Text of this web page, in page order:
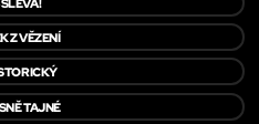
Z VĚZENÍ
TAJNÉ